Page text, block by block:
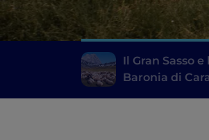
Il Gran Sasso e
Baronia di